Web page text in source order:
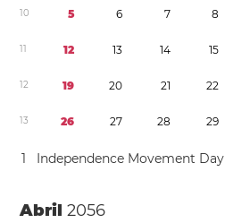
10 5 6 7 8
11 12 13 14 15
12 19 20 21 22
13 26 27 28 29
1 Independence Movement Day
Abril2056